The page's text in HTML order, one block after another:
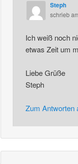
Steph
schrieb
Ich weiß noch
etwas Zeit um
Liebe Grüße
Steph
Zum Antworten